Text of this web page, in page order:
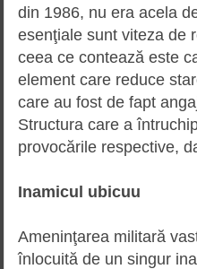
din 1986, nu era acela
esenţiale sunt viteza de
ceea ce contează este
element care reduce
care au fost de fapt
Structura care a
provocările respective,
Inamicul ubicuu
Ameninţarea militară
înlocuită de un singur